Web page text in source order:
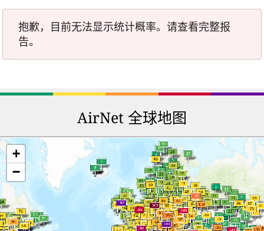
抱歉，目前无法显示统计概率。请查看完整报
告。
AirNet 全球地图
+
−